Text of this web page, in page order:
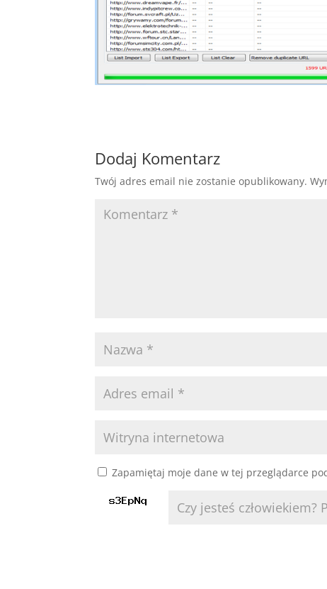
Dodaj Komentarz
Twój adres email nie zostanie opublikowany.
Zapamiętaj moje dane w tej przeglądarce